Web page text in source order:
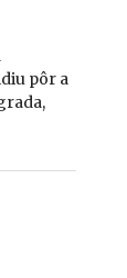
pôr a